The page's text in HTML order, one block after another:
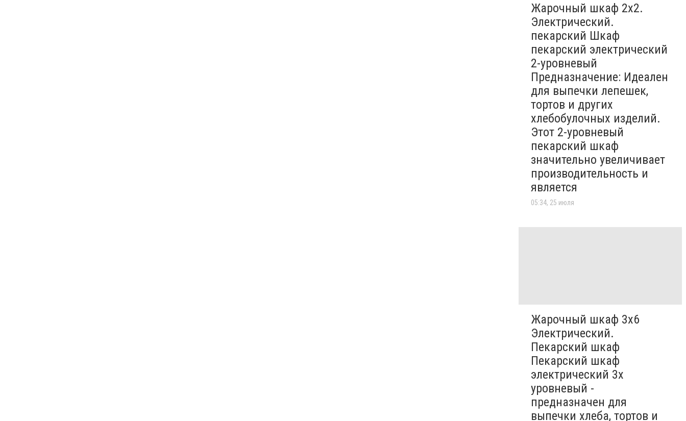
Жарочный шкаф 2х2.
Электрический.
пекарский Шкаф
пекарский электрический
2-уровневый
Предназначение: Идеален
для выпечки лепешек,
тортов и других
хлебобулочных изделий.
Этот 2-уровневый
пекарский шкаф
значительно увеличивает
производительность и
является
05:34, 25 июля
Жарочный шкаф 3х6
Электрический.
Пекарский шкаф
Пекарский шкаф
электрический 3х
уровневый -
предназначен для
выпечки хлеба, тортов и